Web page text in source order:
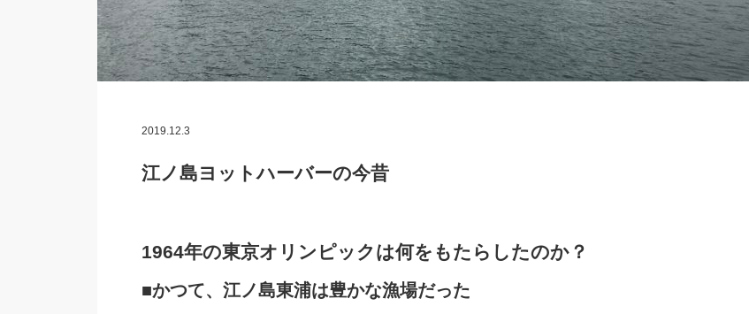
2019.12.3
江ノ島ヨットハーバーの今昔
1964年の東京オリンピックは何をもたらしたのか？
■かつて、江ノ島東浦は豊かな漁場だった